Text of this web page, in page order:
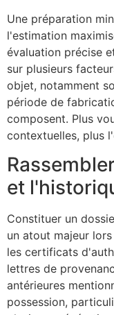
Une préparation
l'estimation
évaluation précise
sur plusieurs
objet, notamment
période de
composent. Plus
contextuelles, plus
et
Constituer un
un atout majeur
les certificats
lettres de
antérieures
possession,